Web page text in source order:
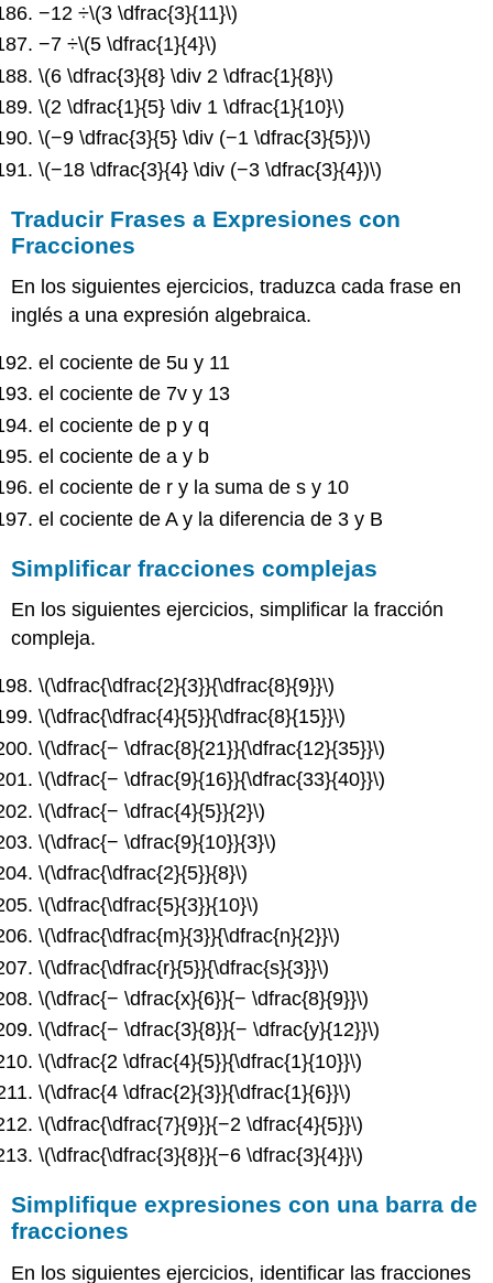
−12 ÷\(3 \dfrac{3}{11}\)
−7 ÷\(5 \dfrac{1}{4}\)
\(6 \dfrac{3}{8} \div 2 \dfrac{1}{8}\)
\(2 \dfrac{1}{5} \div 1 \dfrac{1}{10}\)
\(−9 \dfrac{3}{5} \div (−1 \dfrac{3}{5})\)
\(−18 \dfrac{3}{4} \div (−3 \dfrac{3}{4})\)
Traducir Frases a Expresiones con
Fracciones
En los siguientes ejercicios, traduzca cada frase en
inglés a una expresión algebraica.
el cociente de 5u y 11
el cociente de 7v y 13
el cociente de p y q
el cociente de a y b
el cociente de r y la suma de s y 10
el cociente de A y la diferencia de 3 y B
Simplificar fracciones complejas
En los siguientes ejercicios, simplificar la fracción
compleja.
\(\dfrac{\dfrac{2}{3}}{\dfrac{8}{9}}\)
\(\dfrac{\dfrac{4}{5}}{\dfrac{8}{15}}\)
\(\dfrac{− \dfrac{8}{21}}{\dfrac{12}{35}}\)
\(\dfrac{− \dfrac{9}{16}}{\dfrac{33}{40}}\)
\(\dfrac{− \dfrac{4}{5}}{2}\)
\(\dfrac{− \dfrac{9}{10}}{3}\)
\(\dfrac{\dfrac{2}{5}}{8}\)
\(\dfrac{\dfrac{5}{3}}{10}\)
\(\dfrac{\dfrac{m}{3}}{\dfrac{n}{2}}\)
\(\dfrac{\dfrac{r}{5}}{\dfrac{s}{3}}\)
\(\dfrac{− \dfrac{x}{6}}{− \dfrac{8}{9}}\)
\(\dfrac{− \dfrac{3}{8}}{− \dfrac{y}{12}}\)
\(\dfrac{2 \dfrac{4}{5}}{\dfrac{1}{10}}\)
\(\dfrac{4 \dfrac{2}{3}}{\dfrac{1}{6}}\)
\(\dfrac{\dfrac{7}{9}}{−2 \dfrac{4}{5}}\)
\(\dfrac{\dfrac{3}{8}}{−6 \dfrac{3}{4}}\)
Simplifique expresiones con una barra de
fracciones
En los siguientes ejercicios, identificar las fracciones